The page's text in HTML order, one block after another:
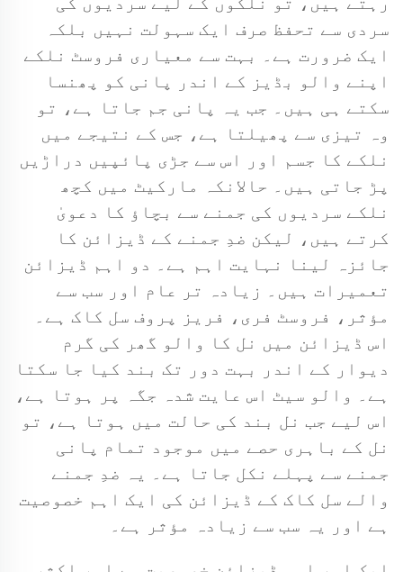
سردی سے تحفظ صرف ایک سہولت نہیں بلکہ
ایک ضرورت ہے۔ بہت سے معیاری فروسٹ نلکے
اپنے والو بڈیز کے اندر پانی کو پھنسا
سکتے ہی ہیں۔ جب یہ پانی جم جاتا ہے، تو
وہ تیزی سے پھیلتا ہے، جس کے نتیجے میں
نلکے کا جسم اور اس سے جڑی پائپیں دراڑیں
پڑ جاتی ہیں۔ حالانکہ مارکیٹ میں کچھ
نلکے سردیوں کی جمنے سے بچاؤ کا دعویٰ
کرتے ہیں، لیکن ضدِ جمنے کے ڈیزائن کا
جائزہ لینا نہایت اہم ہے۔ دو اہم ڈیزائن
تعمیرات ہیں۔ زیادہ تر عام اور سب سے
مؤثر، فروسٹ فری، فریز پروف سل کاک ہے۔
اس ڈیزائن میں نل کا والو گھر کی گرم
دیوار کے اندر بہت دور تک بند کیا جا سکتا
ہے۔ والو سیٹ اس عایت شدہ جگہ پر ہوتا ہے،
اس لیے جب نل بند کی حالت میں ہوتا ہے، تو
نل کے باہری حصے میں موجود تمام پانی
جمنے سے پہلے نکل جاتا ہے۔ یہ ضدِ جمنے
والے سل کاک کے ڈیزائن کی ایک اہم خصوصیت
ہے اور یہ سب سے زیادہ مؤثر ہے۔